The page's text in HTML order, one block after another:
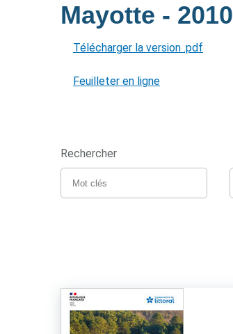
Mayotte - 2010
Télécharger la version .pdf
Feuilleter en ligne
Rechercher